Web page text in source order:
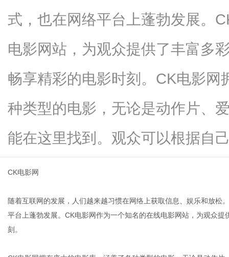
式，也在网络平台上蓬勃发展。
电影网站，为观众提供了丰富多
畅享精彩的电影时刻。CK电影网
种类型的电影，无论是动作片、
能在这里找到。观众可以根据自
CK电影网
随着互联网的发展，人们越来越习惯在网络上获取信息、娱乐和放松
平台上蓬勃发展。CK电影网作为一个知名的在线电影网站，为观众
刻。